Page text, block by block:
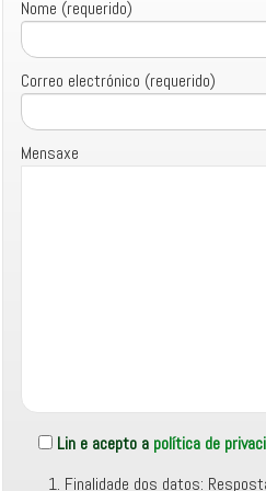
Nome (requerido)
Correo electrónico (requerido)
Mensaxe
Lin e acepto a política de
Finalidade dos datos: